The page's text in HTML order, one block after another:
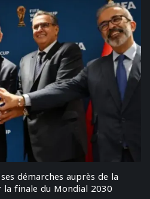
démarches auprès de la
la finale du Mondial 2030